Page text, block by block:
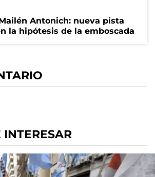
Antonich: nueva pista
la hipótesis de la emboscada
INTERESAR